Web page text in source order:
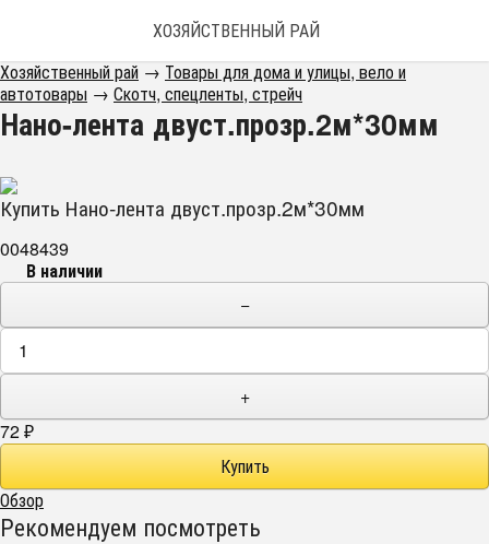
ХОЗЯЙСТВЕННЫЙ РАЙ
Хозяйственный рай → Товары для дома и улицы, вело и
автотовары → Скотч, спецленты, стрейч
Нано-лента двуст.прозр.2м*30мм
Купить Нано-лента двуст.прозр.2м*30мм
0048439
В наличии
−
+
72 ₽
Обзор
Рекомендуем посмотреть